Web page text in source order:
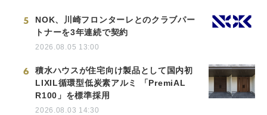
5
NOK、川崎フロンターレとのクラブパー
トナーを3年連続で契約
2026.08.05 13:00
6
積水ハウスが住宅向け製品として国内初
LIXIL循環型低炭素アルミ 「PremiAL
R100」を標準採用
2026.08.03 14:30